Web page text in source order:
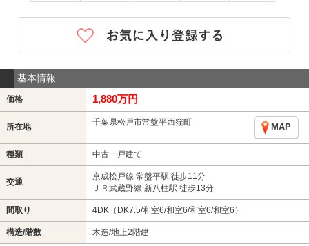
基本情報
価格 1,880万円
所在地 千葉県松戸市常盤平西窪町
MAP
種類 中古一戸建て
交通
京成松戸線 常盤平駅 徒歩11分
ＪＲ武蔵野線 新八柱駅 徒歩13分
間取り 4DK（DK7.5/和室6/和室6/和室6/和室6）
構造/階数 木造/地上2階建